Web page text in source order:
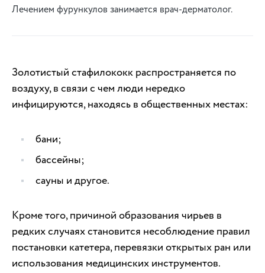
Лечением фурункулов занимается врач-дерматолог.
Золотистый стафилококк распространяется по
воздуху, в связи с чем люди нередко
инфицируются, находясь в общественных местах:
бани;
бассейны;
сауны и другое.
Кроме того, причиной образования чирьев в
редких случаях становится несоблюдение правил
постановки катетера, перевязки открытых ран или
использования медицинских инструментов.